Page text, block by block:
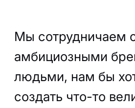
Мы сотрудничаем
амбициозными
людьми, нам бы
создать что-то